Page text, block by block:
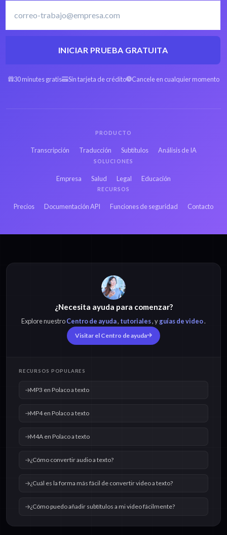
INICIAR PRUEBA GRATUITA
30 minutes gratis Sin tarjeta de crédito Cancele en cualquier momento
PRODUCTO
Transcripción Traducción Subtítulos Análisis de IA
SOLUCIONES
Empresa Salud Legal Educación
RECURSOS
Precios Documentación API Funciones de seguridad Contacto
¿Necesita ayuda para comenzar?
Explore nuestroCentro de ayuda, tutoriales, yguías de video.
Visitar el Centro de ayuda
RECURSOS POPULARES
MP3 en Polaco a texto
MP4 en Polaco a texto
M4A en Polaco a texto
¿Cómo convertir audio a texto?
¿Cuál es la forma más fácil de convertir video a texto?
¿Cómo puedo añadir subtítulos a mi video fácilmente?